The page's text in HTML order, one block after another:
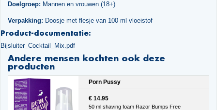
Doelgroep: Mannen en vrouwen (18+)
Verpakking: Doosje met flesje van 100 ml vloeistof
Product-documentatie:
Bijsluiter_Cocktail_Mix.pdf
Andere mensen kochten ook deze
producten
Porn Pussy
€ 14.95
50 ml shaving foam Razor Bumps Free